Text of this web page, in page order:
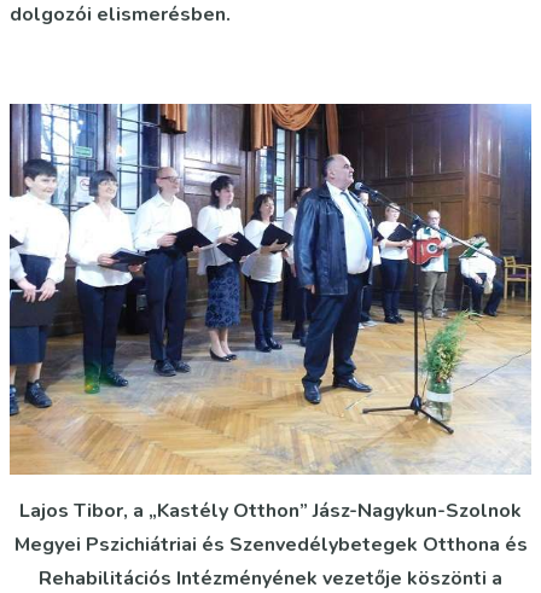
dolgozói elismerésben.
Lajos Tibor, a „Kastély Otthon” Jász-Nagykun-Szolnok
Megyei Pszichiátriai és Szenvedélybetegek Otthona és
Rehabilitációs Intézményének vezetője köszönti a